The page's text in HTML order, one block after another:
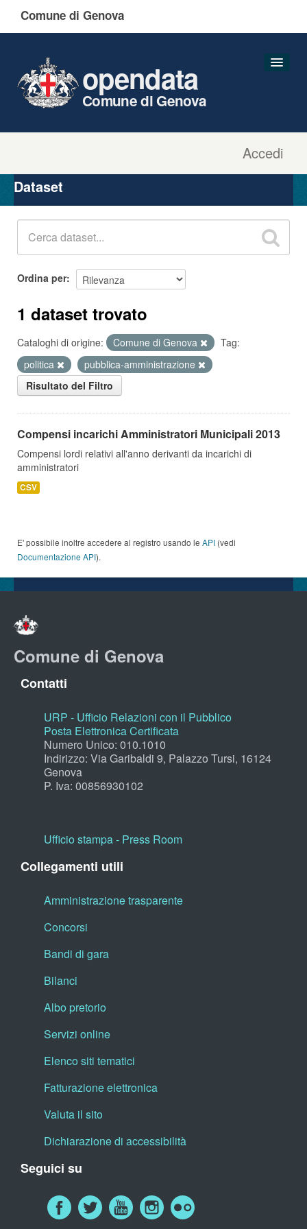
Comune di Genova
Accedi
opendata
Comune di Genova
Organizzazioni
Gruppi
Dataset
Ordina per
1 dataset trovato
Cataloghi di origine: Comune di Genova
Tag:
politica
pubblica-amministrazione
Risultato del Filtro
Compensi incarichi Amministratori Municipali 2013
Compensi lordi relativi all'anno derivanti da incarichi di
amministratori
CSV
E' possibile inoltre accedere al registro usando le API (vedi
Documentazione API).
Comune di Genova
Contatti
URP - Ufficio Relazioni con il Pubblico
Posta Elettronica Certificata
Numero Unico: 010.1010
Indirizzo: Via Garibaldi 9, Palazzo Tursi, 16124
Genova
P. Iva: 00856930102
Ufficio stampa - Press Room
Collegamenti utili
Amministrazione trasparente
Concorsi
Bandi di gara
Bilanci
Albo pretorio
Servizi online
Elenco siti tematici
Fatturazione elettronica
Valuta il sito
Dichiarazione di accessibilità
Seguici su